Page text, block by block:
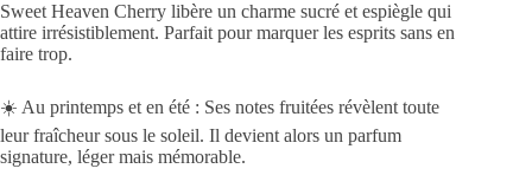
Sweet Heaven Cherry libère un charme sucré et espiègle qui
attire irrésistiblement. Parfait pour marquer les esprits sans en
faire trop.
☀️ Au printemps et en été : Ses notes fruitées révèlent toute
leur fraîcheur sous le soleil. Il devient alors un parfum
signature, léger mais mémorable.